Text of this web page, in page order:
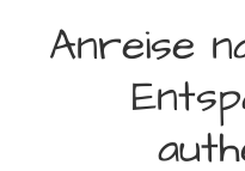
Anreise